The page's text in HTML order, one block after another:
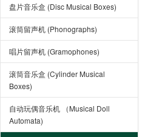
盘片音乐盒 (Disc Musical Boxes)
滚筒留声机 (Phonographs)
唱片留声机 (Gramophones)
滚筒音乐盒 (Cylinder Musical
Boxes)
自动玩偶音乐机 （Musical Doll
Automata)